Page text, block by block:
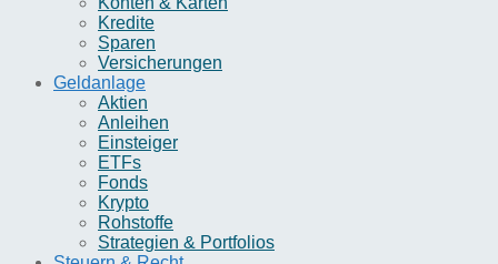
Kredite
Sparen
Versicherungen
Geldanlage
Aktien
Anleihen
Einsteiger
ETFs
Fonds
Krypto
Rohstoffe
Strategien & Portfolios